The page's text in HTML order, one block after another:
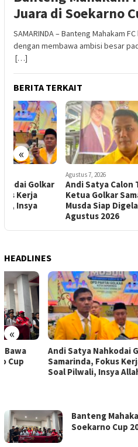
Juara di Soekarno
SAMARINDA – Banteng Mahakam
dengan membawa ambisi besar
[…]
BERITA TERKAIT
«
Andi Satya Calon Tunggal
Ketua Golkar Samarinda,
Musda Siap Digelar 8
Agustus 2026
HEADLINES
«
Andi Satya Nahkodai Golkar
Samarinda, Fokus Kerja Dulu:
Soal Pilwali, Insya Allah Siap
PESUT
NEWS
Banteng
Soekarno Cup